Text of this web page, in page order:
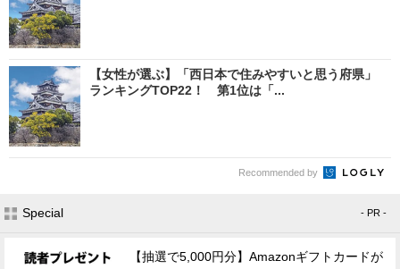
【女性が選ぶ】「西日本で住みやすいと思う府県」
ランキングTOP22！ 第1位は「...
Recommended by
Special - PR -
【抽選で5,000円分】Amazonギフトカードが